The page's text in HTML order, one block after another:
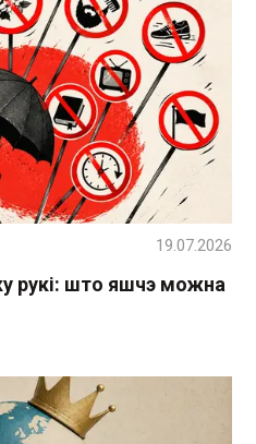
рукі: што яшчэ можна
19.07.2026